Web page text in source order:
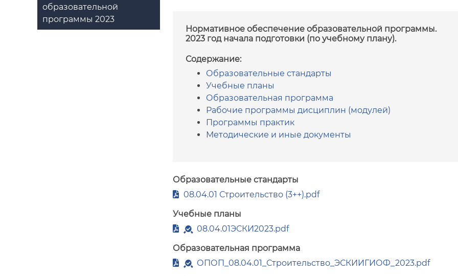
образовательной
программы 2023
Нормативное обеспечение образовательной программы.
2023 год начала подготовки (по учебному плану).
Содержание:
Образовательные стандарты
Учебные планы
Образовательная программа
Рабочие программы дисциплин (модулей)
Программы практик
Методические и иные документы
Образовательные стандарты
08.04.01 Строительство (3++).pdf
Учебные планы
08.04.01ЭСКИ2023.pdf
Образовательная программа
ОПОП_08.04.01_Строительство_ЭСКИИГИОФ_2023.pdf